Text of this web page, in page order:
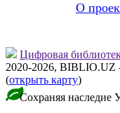
О
Цифровая
2020-2026, BIBLIO.UZ
(открыть карту)
Сохраняя наследие